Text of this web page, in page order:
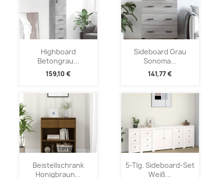
Highboard
Betongrau...
159,10 €
Sideboard Grau
Sonoma...
141,77 €
Beistellschrank
Honigbraun...
5-Tlg. Sideboard-Set
Weiß...